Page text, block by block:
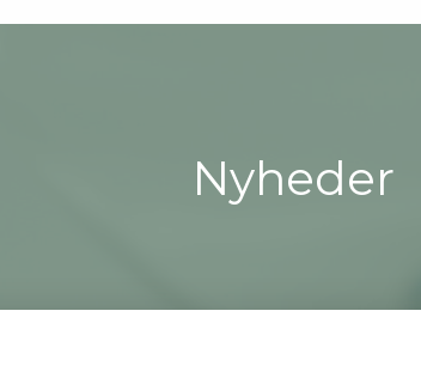
Nyheder